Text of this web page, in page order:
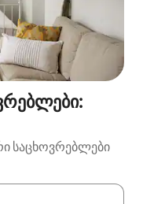
საცხოვრებლები